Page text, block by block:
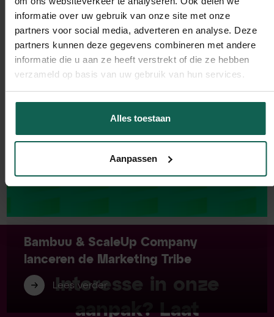
informatie over uw gebruik van onze site met onze
partners voor social media, adverteren en analyse. Deze
partners kunnen deze gegevens combineren met andere
informatie die u aan ze heeft verstrekt of die ze hebben
verzameld op basis van uw gebruik van hun services.
Alles toestaan
Aanpassen
Lees verder
Bambuu & ScaleUp Company
lanceren de Marketing Tribe
Lees verder
Interesse in onze
aanpak? Laat